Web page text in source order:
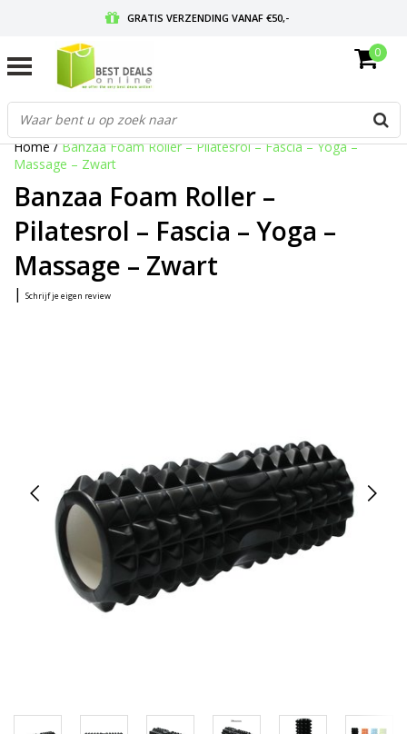
GRATIS VERZENDING VANAF €50,-
GRATIS RETOURNEREN EN 30 DAGEN BEDENKTIJD
0
Home/Banzaa Foam Roller – Pilatesrol – Fascia – Yoga –
Massage – Zwart
Banzaa Foam Roller –
Pilatesrol – Fascia – Yoga –
Massage – Zwart
| Schrijf je eigen review